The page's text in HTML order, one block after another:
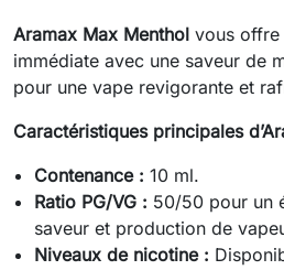
Aramax Max Menthol vous offre
immédiate avec une saveur de
pour une vape revigorante et
Caractéristiques principales
Contenance : 10 ml.
Ratio PG/VG : 50/50 pour un
saveur et production de
Niveaux de nicotine :